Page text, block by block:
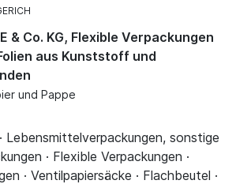
& Co. KG, Flexible Verpackungen
aus Kunststoff und
und Pappe
Lebensmittelverpackungen, sonstige
· Flexible Verpackungen ·
· Ventilpapiersäcke · Flachbeutel ·